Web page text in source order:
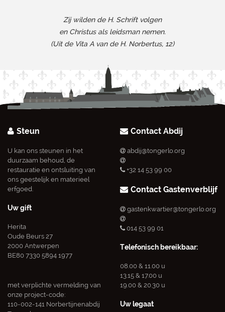
Zij wilden de H. Schrift volgen
en Christus als leidsman nemen.
(Uit de Vita A van de H. Norbertus, 12)
Steun
U kan ons steunen in het
duurzaam behoud, de
restauratie en ontsluiting van
ons geestelijk en materieel
erfgoed.
Uw gift
Herita
Oude Beurs 27
2000 Antwerpen
BE80 7330 5894 1977
met verplichte vermelding van
onze project-code:
110-002-141 Norbertijnenabdij
Contact Abdij
abdij@tongerlo.org
+32 14 53 99 00
Contact Gastenverblijf
gastenkwartier@tongerlo.org
014 53 99 01
Telefonisch bereikbaar:
08.00 & 11.00 u
13.15 & 17.00 u
19.00 & 20.30 u
Uw legaat